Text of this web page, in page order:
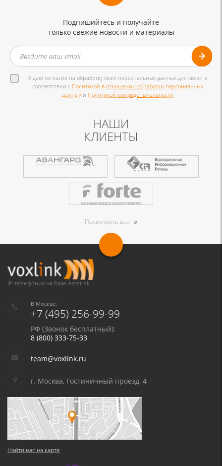
Подпишийтесь и получайте
только свежие новости и материалы
Я даю согласие на обработку моих персональных данных для связи в
соответствии с Политикой в отношении обработки персональных
данных и Политикой конфиденциальности
НАШИ
КЛИЕНТЫ
Посмотреть все
IP-телефония на базе Asterisk
В Москве:
+7 (495) 256-99-99
РФ (Звонок бесплатный):
8 (800) 333-75-33
team@voxlink.ru
г. Москва, Гостиничный проезд, 4
Найти нас на карте